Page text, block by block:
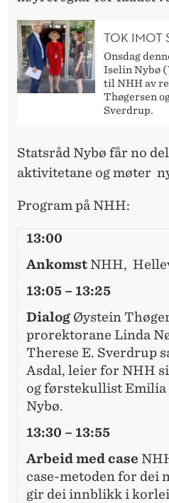
TOK IMOT
Onsdag
Iselin Nybø
til NHH av
Thøgersen
Sverdrup.
Statsråd Nybø får no
aktivitetane og møter
Program på NHH:
13:00
AnkomstNHH,
13:05 – 13:25
Dialog Øystein
prorektorane Linda
Therese E. Sverdrup
Asdal, leier for NHH
og førstekullist Emilia
Nybø.
13:30 – 13:55
Arbeid med case
case-metoden for dei
gir dei innblikk i